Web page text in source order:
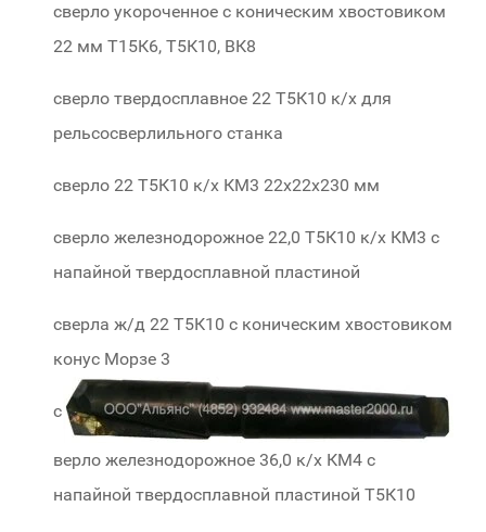
сверло укороченное с коническим хвостовиком
22 мм Т15К6, Т5К10, ВК8
сверло твердосплавное 22 Т5К10 к/х для
рельсосверлильного станка
сверло 22 Т5К10 к/х КМ3 22х22х230 мм
сверло железнодорожное 22,0 Т5К10 к/х КМ3 с
напайной твердосплавной пластиной
сверла ж/д 22 Т5К10 с коническим хвостовиком
конус Морзе 3
с
верло железнодорожное 36,0 к/х КМ4 с
напайной твердосплавной пластиной Т5К10